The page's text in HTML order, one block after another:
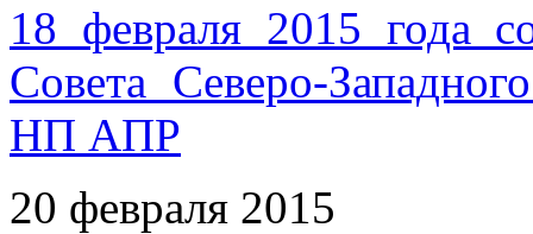
18 февраля 2015 года
Совета Северо-
НП АПР
20 февраля 2015